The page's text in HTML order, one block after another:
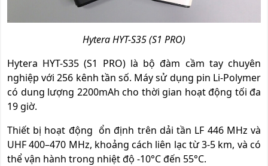
Hytera HYT-S35 (S1 PRO)
Hytera HYT-S35 (S1 PRO) là bộ đàm cầm tay chuyên
nghiệp với 256 kênh tần số. Máy sử dụng pin Li-Polymer
có dung lượng 2200mAh cho thời gian hoạt động tối đa
19 giờ.
Thiết bị hoạt động ổn định trên dải tần LF 446 MHz và
UHF 400–470 MHz, khoảng cách liên lạc từ 3-5 km, và có
thể vận hành trong nhiệt độ -10°C đến 55°C.